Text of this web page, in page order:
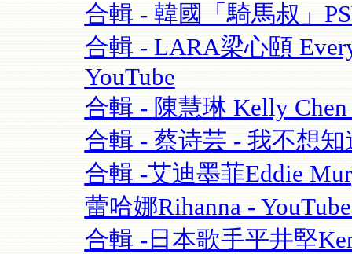
合輯 - 韓國「騎馬叔」
合輯 - LARA梁心頤
YouTube
合輯 - 陳慧琳 Kelly
合輯 - 蔡诗芸 - 我不想知
合輯 -艾迪墨菲Eddie
蕾哈娜Rihanna -
合輯 -日本歌手平井堅